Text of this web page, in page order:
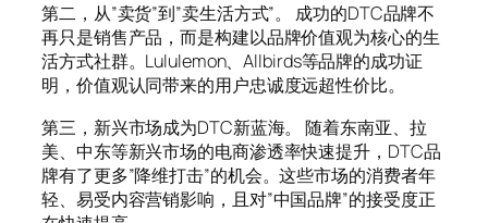
第二，从”卖货”到”卖生活方式”。 成功的DTC品牌不
再只是销售产品，而是构建以品牌价值观为核心的生
活方式社群。Lululemon、Allbirds等品牌的成功证
明，价值观认同带来的用户忠诚度远超性价比。
第三，新兴市场成为DTC新蓝海。 随着东南亚、拉
美、中东等新兴市场的电商渗透率快速提升，DTC品
牌有了更多”降维打击”的机会。这些市场的消费者年
轻、易受内容营销影响，且对”中国品牌”的接受度正